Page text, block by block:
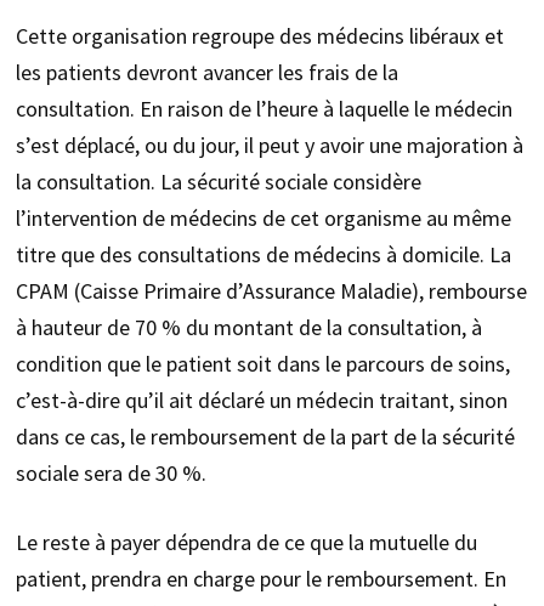
Cette organisation regroupe des médecins libéraux et
les patients devront avancer les frais de la
consultation. En raison de l’heure à laquelle le médecin
s’est déplacé, ou du jour, il peut y avoir une majoration à
la consultation. La sécurité sociale considère
l’intervention de médecins de cet organisme au même
titre que des consultations de médecins à domicile. La
CPAM (Caisse Primaire d’Assurance Maladie), rembourse
à hauteur de 70 % du montant de la consultation, à
condition que le patient soit dans le parcours de soins,
c’est-à-dire qu’il ait déclaré un médecin traitant, sinon
dans ce cas, le remboursement de la part de la sécurité
sociale sera de 30 %.
Le reste à payer dépendra de ce que la mutuelle du
patient, prendra en charge pour le remboursement. En